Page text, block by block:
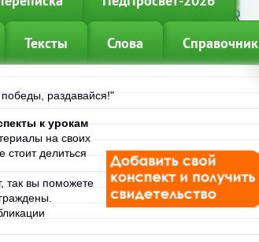
Тексты Слова Справочник
раздавайся!"
к урокам
на своих
стоит делиться
так вы поможете